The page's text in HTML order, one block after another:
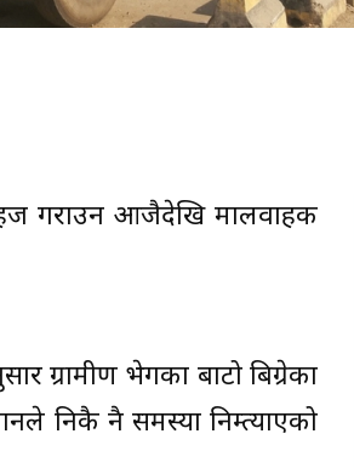
सहज गराउन आजैदेखि मालवाहक
ग्रामीण भेगका बाटो बिग्रेका
निकै नै समस्या निम्त्याएको